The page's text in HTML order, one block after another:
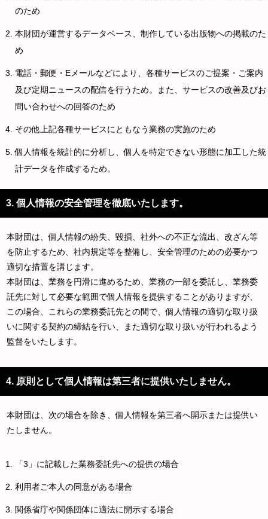
のため
本財団が運営するデータベース、制作している出版物への掲載のた
め
電話・郵便・Eメールなどにより、各種サービスのご提案・ご案内
及び定期ニュースの配信を行うため。また、サービスの改善及びお
問い合わせへの回答のため
その他上記各種サービスにともなう業務の実施のため
個人情報を統計的に分析し、個人を特定できない形態に加工した統
計データを作成するため。
3. 個人情報の安全管理を徹底いたします。
本財団は、個人情報の紛失、毀損、社外への不正な流出、改ざん等
を防止するため、社内規定等を整備し、安全管理のための必要かつ
適切な措置を講じます。
本財団は、業務を円滑に進めるため、業務の一部を委託し、業務委
託先に対して必要な範囲で個人情報を提供することがありますが、
この場合、これらの業務委託先との間で、個人情報の適切な取り扱
いに関する契約の締結を行い、また適切な取り扱いが行われるよう
監督をいたします。
4. 原則として個人情報は第三者に提供いたしません。
本財団は、次の場合を除き、個人情報を第三者へ開示または提供い
たしません。
「3」に記載した業務委託先への提供の場合
利用者ご本人の同意がある場合
関係省庁や関係団体に適法に開示する場合